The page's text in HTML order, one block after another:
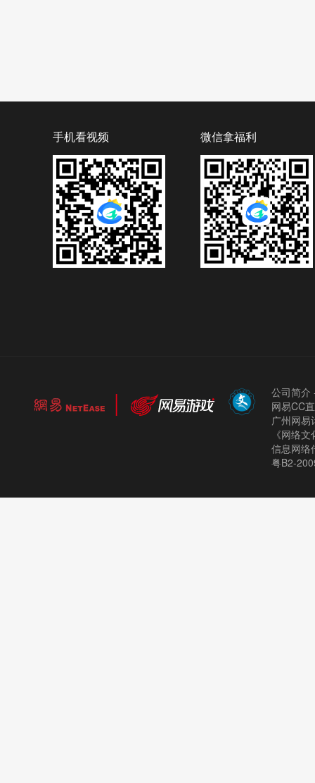
手机看视频 微信拿福利
公司简介
网易CC
广州网
《网络
信息网络
粤B2-